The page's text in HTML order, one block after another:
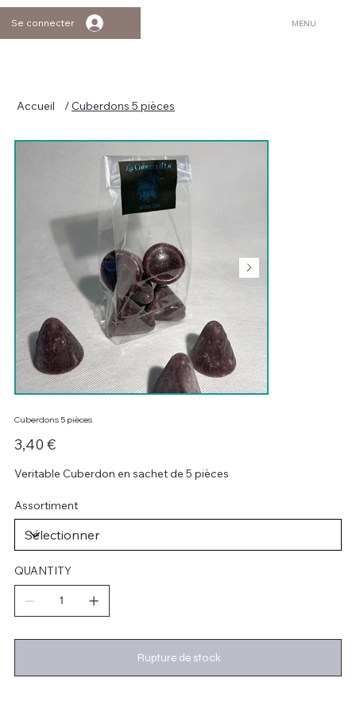
Se connecter MENU
Accueil /Cuberdons 5 pièces
Cuberdons 5 pièces
Prix
3,40 €
Veritable Cuberdon en sachet de 5 pièces
Assortiment
QUANTITY
Rupture de stock